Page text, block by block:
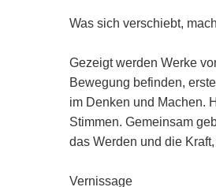
Was sich verschiebt,
Gezeigt werden Werke
Bewegung befinden,
im Denken und Machen.
Stimmen. Gemeinsam
das Werden und die
Vernissage